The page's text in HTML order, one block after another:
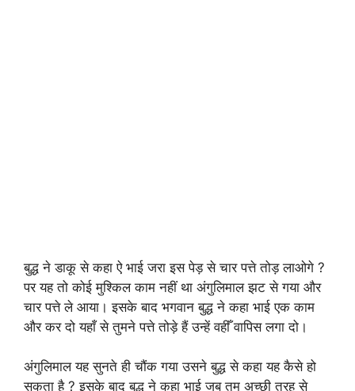
बुद्ध ने डाकू से कहा ऐ भाई जरा इस पेड़ से चार पत्ते तोड़ लाओगे ?
पर यह तो कोई मुश्किल काम नहीं था अंगुलिमाल झट से गया और
चार पत्ते ले आया। इसके बाद भगवान बुद्ध ने कहा भाई एक काम
और कर दो यहाँ से तुमने पत्ते तोड़े हैं उन्हें वहीँ वापिस लगा दो।
अंगुलिमाल यह सुनते ही चौंक गया उसने बुद्ध से कहा यह कैसे हो
सकता है ? इसके बाद बुद्ध ने कहा भाई जब तुम अच्छी तरह से